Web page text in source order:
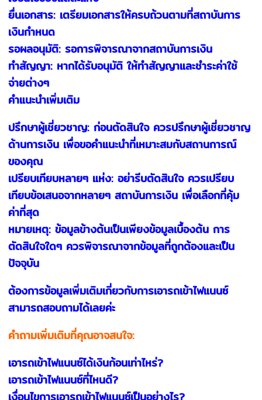
ยื่นเอกสาร: เตรียมเอกสารให้ครบถ้วนตามที่สถาบันการ
เงินกำหนด
รอผลอนุมัติ: รอการพิจารณาจากสถาบันการเงิน
ทำสัญญา: หากได้รับอนุมัติ ให้ทำสัญญาและชำระค่าใช้
จ่ายต่างๆ
คำแนะนำเพิ่มเติม
ปรึกษาผู้เชี่ยวชาญ: ก่อนตัดสินใจ ควรปรึกษาผู้เชี่ยวชาญ
ด้านการเงิน เพื่อขอคำแนะนำที่เหมาะสมกับสถานการณ์
ของคุณ
เปรียบเทียบหลายๆ แห่ง: อย่ารีบตัดสินใจ ควรเปรียบ
เทียบข้อเสนอจากหลายๆ สถาบันการเงิน เพื่อเลือกที่คุ้ม
ค่าที่สุด
หมายเหตุ: ข้อมูลข้างต้นเป็นเพียงข้อมูลเบื้องต้น การ
ตัดสินใจใดๆ ควรพิจารณาจากข้อมูลที่ถูกต้องและเป็น
ปัจจุบัน
ต้องการข้อมูลเพิ่มเติมเกี่ยวกับการเอารถเข้าไฟแนนซ์
สามารถสอบถามได้เลยค่ะ
คำถามเพิ่มเติมที่คุณอาจสนใจ:
เอารถเข้าไฟแนนซ์ได้เงินก้อนเท่าไหร่?
เอารถเข้าไฟแนนซ์ที่ไหนดี?
เงื่อนไขการเอารถเข้าไฟแนนซ์เป็นอย่างไร?